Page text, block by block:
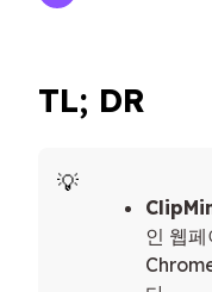
TL; DR
인 웹